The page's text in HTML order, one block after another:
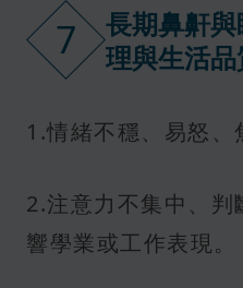
7
長期鼻鼾
理與生活
1.情緒不穩、易怒、
2.注意力不集中、判
響學業或工作表現。